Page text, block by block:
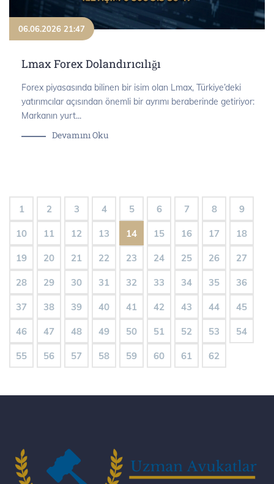
06.06.2026 21:47
Lmax Forex Dolandırıcılığı
Forex piyasasında bilinen bir isim olan Lmax, Türkiye’deki
yatırımcılar açısından önemli bir ayrımı beraberinde getiriyor:
Markanın yurt...
Devamını Oku
1 2 3 4 5 6 7 8 9
10 11 12 13 14 15 16 17 18
19 20 21 22 23 24 25 26 27
28 29 30 31 32 33 34 35 36
37 38 39 40 41 42 43 44 45
46 47 48 49 50 51 52 53 54
55 56 57 58 59 60 61 62